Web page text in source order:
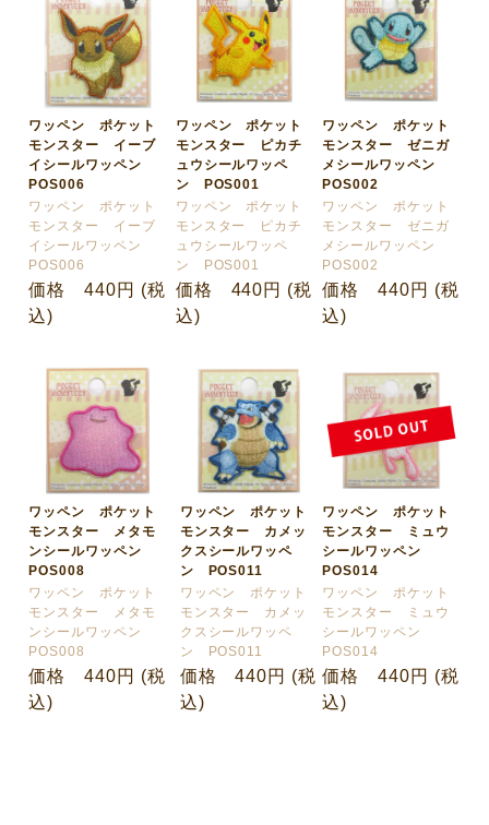
ワッペン ポケット
モンスター イーブ
イシールワッペン
POS006
ワッペン ポケット
モンスター イーブ
イシールワッペン
POS006
価格 440円 (税
込)
ワッペン ポケット
モンスター ピカチ
ュウシールワッペ
ン POS001
ワッペン ポケット
モンスター ピカチ
ュウシールワッペ
ン POS001
価格 440円 (税
込)
ワッペン ポケット
モンスター ゼニガ
メシールワッペン
POS002
ワッペン ポケット
モンスター ゼニガ
メシールワッペン
POS002
価格 440円 (税
込)
ワッペン ポケット
モンスター メタモ
ンシールワッペン
POS008
ワッペン ポケット
モンスター メタモ
ンシールワッペン
POS008
価格 440円 (税
込)
ワッペン ポケット
モンスター カメッ
クスシールワッペ
ン POS011
ワッペン ポケット
モンスター カメッ
クスシールワッペ
ン POS011
価格 440円 (税
込)
ワッペン ポケット
モンスター ミュウ
シールワッペン
POS014
ワッペン ポケット
モンスター ミュウ
シールワッペン
POS014
価格 440円 (税
込)